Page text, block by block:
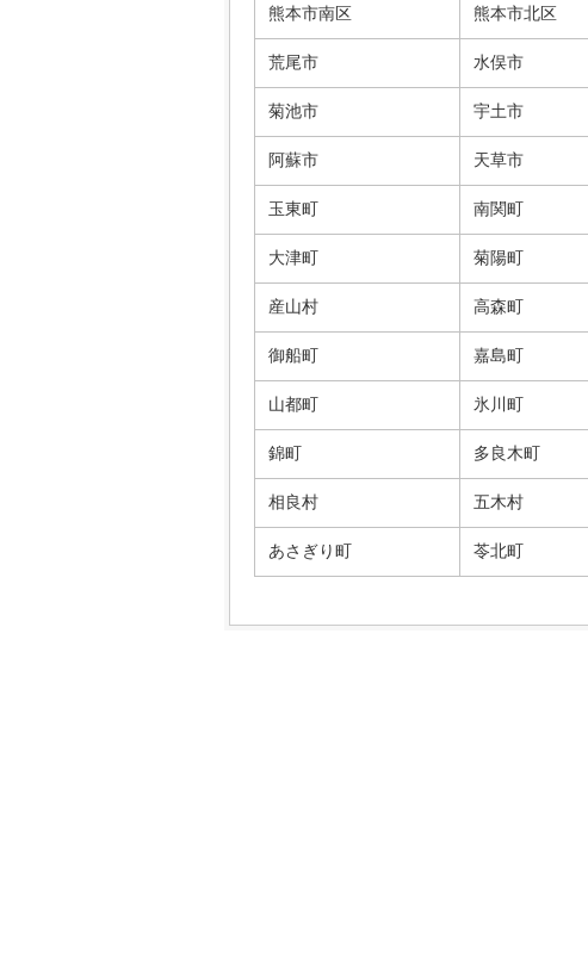
熊本市南区 熊本市北区
荒尾市 水俣市
菊池市 宇土市
阿蘇市 天草市
玉東町 南関町
大津町 菊陽町
産山村 高森町
御船町 嘉島町
山都町 氷川町
錦町 多良木町
相良村 五木村
あさぎり町 苓北町